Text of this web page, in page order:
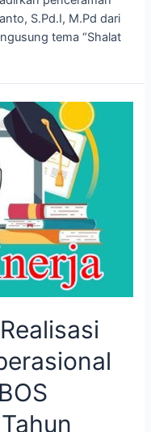
S.Pd.I, M.Pd dari
tema “Shalat